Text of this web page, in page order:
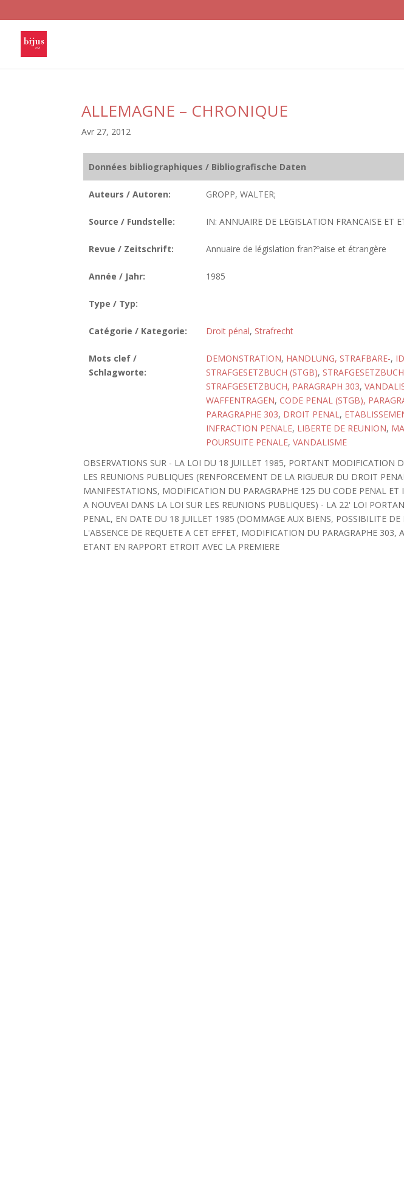
ALLEMAGNE – CHRONIQUE
Avr 27, 2012
Données bibliographiques / Bibliografische Daten
Auteurs / Autoren: GROPP, WALTER;
Source / Fundstelle: IN: ANNUAIRE DE LEGISLATION FRANCAISE ET
Revue / Zeitschrift: Annuaire de législation fran?ºaise et étrangère
Année / Jahr: 1985
Type / Typ:
Catégorie / Kategorie: Droit pénal, Strafrecht
Mots clef /
Schlagworte:
DEMONSTRATION, HANDLUNG, STRAFBARE-,
STRAFGESETZBUCH (STGB),
STRAFGESETZBUCH, PARAGRAPH 303,
WAFFENTRAGEN, CODE PENAL (STGB),
PARAGRAPHE 303, DROIT PENAL,
INFRACTION PENALE, LIBERTE DE REUNION,
POURSUITE PENALE, VANDALISME
OBSERVATIONS SUR - LA LOI DU 18 JUILLET 1985, PORTANT MODIFICATION
LES REUNIONS PUBLIQUES (RENFORCEMENT DE LA RIGUEUR DU DROIT
MANIFESTATIONS, MODIFICATION DU PARAGRAPHE 125 DU CODE PENAL ET
A NOUVEAI DANS LA LOI SUR LES REUNIONS PUBLIQUES) - LA 22' LOI
PENAL, EN DATE DU 18 JUILLET 1985 (DOMMAGE AUX BIENS, POSSIBILITE DE
L'ABSENCE DE REQUETE A CET EFFET, MODIFICATION DU PARAGRAPHE 303,
ETANT EN RAPPORT ETROIT AVEC LA PREMIERE